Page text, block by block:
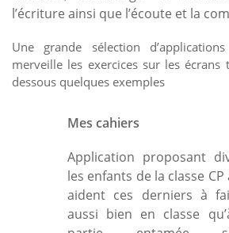
l’écriture ainsi que l’écoute et la
Une grande sélection
merveille les exercices sur les écrans
dessous quelques exemples
Mes cahiers
Application proposant
les enfants de la classe CP
aident ces derniers à
aussi bien en classe